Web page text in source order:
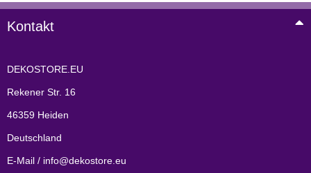
Kontakt
DEKOSTORE.EU
Rekener Str. 16
46359 Heiden
Deutschland
E-Mail / info@dekostore.eu